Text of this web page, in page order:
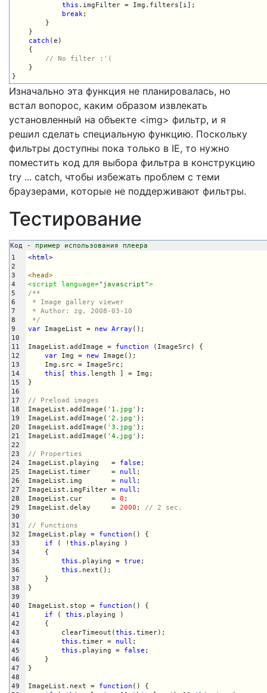
this .imgFilter = Img.filters[i];
break ;
        }
    }
catch (e)
    {
// No filter :'(
    }
}
Изначально эта функция не планировалась, но
встал вопорос, каким образом извлекать
установленный на объекте <img> фильтр, и я
решил сделать специальную функцию. Поскольку
фильтры доступны пока только в IE, то нужно
поместить код для выбора фильтра в конструкцию
try ... catch, чтобы избежать проблем с теми
браузерами, которые не поддерживают фильтры.
Тестирование
Код -
пример использования плеера
1
2
3
4
5
6
7
8
9
10
11
12
13
14
15
16
17
18
19
20
21
22
23
24
25
26
27
28
29
30
31
32
33
34
35
36
37
38
39
40
41
42
43
44
45
46
47
48
49
<html>
<head>
<script language="javascript">
/**
* Image gallery viewer
* Author: zg, 2008-03-10
*/
var ImageList = new Array ();
ImageList.addImage = function (ImageSrc) {
var Img = new Image();
    Img.src = ImageSrc;
this [ this .length ] = Img;
}
// Preload images
ImageList.addImage( '1.jpg' );
ImageList.addImage( '2.jpg' );
ImageList.addImage( '3.jpg' );
ImageList.addImage( '4.jpg' );
// Properties
ImageList.playing   = false ;
ImageList.timer     = null ;
ImageList.img       = null ;
ImageList.imgFilter = null ;
ImageList.cur       = 0 ;
ImageList.delay     = 2000 ; // 2 sec.
// Functions
ImageList.play = function () {
if ( ! this .playing )
    {
this .playing = true ;
this .next();
    }
}
ImageList.stop = function () {
if ( this .playing )
    {
        clearTimeout(
this .timer);
this .timer = null ;
this .playing = false ;
    }
}
ImageList.next = function () {